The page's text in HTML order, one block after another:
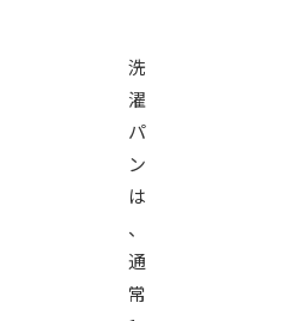
洗
濯
パ
ン
は
、
通
常